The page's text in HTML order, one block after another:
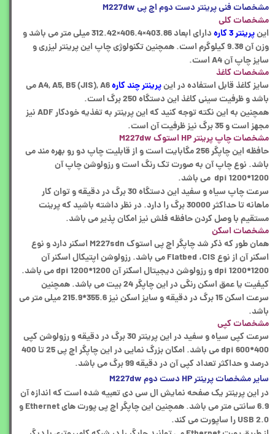
مشخصات فنی پرینتر دست دوم اچ پی M227dw
مشخصات کلی
اینپرینتر 3 کاره
دارای ابعاد 403.86×406.4×312.42 میلی ‌متر می باشد و
وزن آن 9.38 کیلوگرم است. همچنین تکنولوژی چاپ این پرینتر لیزری و
سایز چاپ آن A4 است.
مشخصات کاغذ
سایز کاغذ قابل استفاده در اینپرینتر چند کاره
A4, A5, B5 (JIS), A6 می
باشد و ظرفیت سینی کاغذ این دستگاه 250 برگ است.
همچنین به این نکته توجه کنید که این پرینتر به تغذیه خودکار ADF نیز
مجهز است و 35 برگ نیز ظرفیت آن است.
مشخصات چاپ پرینتر HP استوک M227dw
حافظه این چاپگر 256 مگابایت است و از قابلیت چاپ دو رو بهره مند می
باشد. نوع چاپ آن به صورت تک رنگ است و رزولوشن چاپ آن
1200*1200 dpi می باشد.
سرعت چاپ سیاه و سفید این دستگاه 30 برگ در دقیقه و توان کار
ماهانه تا حداکثر 30000 برگ را دارد. در نظر داشته باشید که پرینت
مستقیم با وصل کردن حافظه فلش نیز امکان پذیر می باشد.
مشخصات اسکن
همان طور که ذکر شد چاپگر اچ پی استوک M227sdn اسکنر دارد و نوع
اسکنر آن از نوع Flatbed ،CIS می باشد. رزولوشن اپتیکال اسکنر آن
1200*1200 dpi و رزولوشن دیجیتال اسکنر آن 1200*1200 dpi می باشد.
کیفیت یا عمق اسکن رنگی در این چاپگر 24 بیت می باشد. همچنین
سرعت اسکن 15 برگ در دقیقه و سایز اسکن نیز 355.6*215.9 میلی متر می
باشد.
مشخصات کپی
سرعت کپی سیاه و سفید در این پرینتر 30 برگ در دقیقه و رزولوشن کپی
400*600 dpi می باشد. امکان بزرگ نمایی در این چاپگر اچ پی 25 تا 400
درصد و حداکثر تعداد کپی آن در دقیقه 99 برگ می باشد.
سایر مشخصات پرینتر HP دست دوم M227dw
در این پرینتر یک صفحه نمایش ال سی دی تعبیه شده است که اندازه آن
6.9 سانتی متر می باشد. همچنین این چاپگر اچ پی پورت های Ethernet و
USB 2.0 را ساپورت می کند.